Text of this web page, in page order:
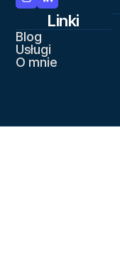
Linki
Blog
Usługi
O mnie